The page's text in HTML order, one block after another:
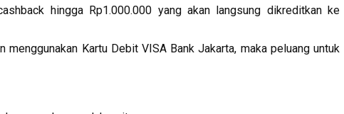
hingga Rp1.000.000 yang akan langsung dikreditkan ke
Kartu Debit VISA Bank Jakarta, maka peluang untuk